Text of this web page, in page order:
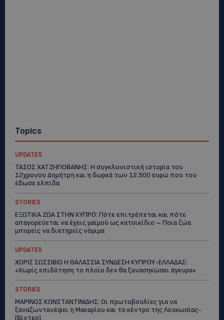
Topics
UPDATES
ΤΑΣΟΣ ΧΑΤΖΗΓΙΟΒΑΝΗΣ: Η συγκλονιστική ιστορία του
12χρονου Δημήτρη και η δωρεά των 12.500 ευρώ που του
έδωσε ελπίδα
STORIES
ΕΞΩΤΙΚΑ ΖΩΑ ΣΤΗΝ ΚΥΠΡΟ: Πότε επιτρέπεται και πότε
απαγορεύεται να έχεις μαϊμού ως κατοικίδιο – Ποια ζώα
μπορείς να διατηρείς νόμιμα
UPDATES
ΧΩΡΙΣ ΣΩΣΣΙΒΙΟ Η ΘΑΛΑΣΣΙΑ ΣΥΝΔΕΣΗ ΚΥΠΡΟΥ-ΕΛΛΑΔΑΣ:
«Χωρίς επιδότηση το πλοίο δεν θα ξανασηκώσει άγκυρα»
STORIES
ΜΑΡΙΝΟΣ ΚΩΝΣΤΑΝΤΙΝΙΔΗΣ: Οι πρωτοβουλίες για να
ξαναζωντανέψει η Μακαρίου και το κέντρο της Λευκωσίας-
(Βίντεο)